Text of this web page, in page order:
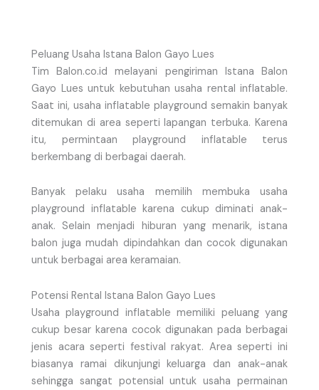
Peluang Usaha Istana Balon Gayo Lues
Tim Balon.co.id melayani pengiriman Istana Balon
Gayo Lues untuk kebutuhan usaha rental inflatable.
Saat ini, usaha inflatable playground semakin banyak
ditemukan di area seperti lapangan terbuka. Karena
itu, permintaan playground inflatable terus
berkembang di berbagai daerah.
Banyak pelaku usaha memilih membuka usaha
playground inflatable karena cukup diminati anak-
anak. Selain menjadi hiburan yang menarik, istana
balon juga mudah dipindahkan dan cocok digunakan
untuk berbagai area keramaian.
Potensi Rental Istana Balon Gayo Lues
Usaha playground inflatable memiliki peluang yang
cukup besar karena cocok digunakan pada berbagai
jenis acara seperti festival rakyat. Area seperti ini
biasanya ramai dikunjungi keluarga dan anak-anak
sehingga sangat potensial untuk usaha permainan